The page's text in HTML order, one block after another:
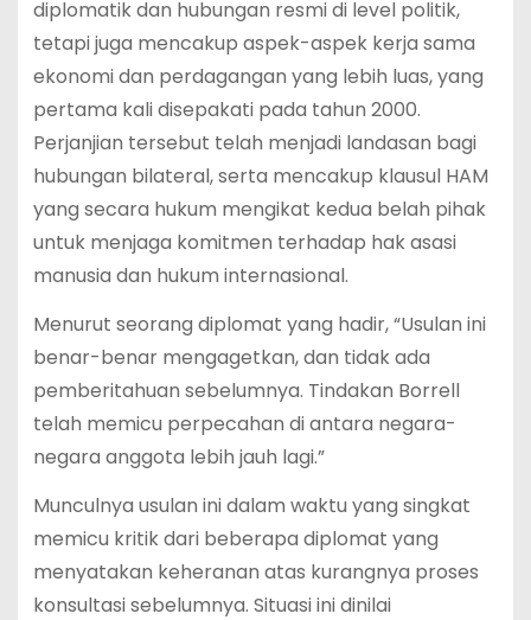
diplomatik dan hubungan resmi di level politik,
tetapi juga mencakup aspek-aspek kerja sama
ekonomi dan perdagangan yang lebih luas, yang
pertama kali disepakati pada tahun 2000.
Perjanjian tersebut telah menjadi landasan bagi
hubungan bilateral, serta mencakup klausul HAM
yang secara hukum mengikat kedua belah pihak
untuk menjaga komitmen terhadap hak asasi
manusia dan hukum internasional.
Menurut seorang diplomat yang hadir, “Usulan ini
benar-benar mengagetkan, dan tidak ada
pemberitahuan sebelumnya. Tindakan Borrell
telah memicu perpecahan di antara negara-
negara anggota lebih jauh lagi.”
Munculnya usulan ini dalam waktu yang singkat
memicu kritik dari beberapa diplomat yang
menyatakan keheranan atas kurangnya proses
konsultasi sebelumnya. Situasi ini dinilai